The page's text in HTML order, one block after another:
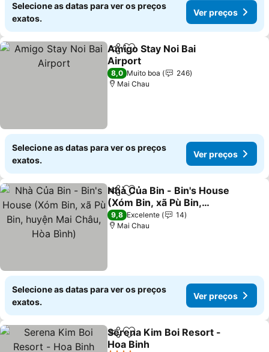
Selecione as datas para ver os preços
exatos.
Ver preços
PartilharAdicionar aos favoritos
Amigo Stay Noi Bai
Airport
8,0 Muito boa
246
Mai Chau
Selecione as datas para ver os preços
exatos.
Ver preços
PartilharAdicionar aos favoritos
Nhà Của Bin - Bin's House
(Xóm Bin, xã Pù Bin,
huyện Mai Châu, Hòa
Bình)
9,8 Excelente
14
Mai Chau
Selecione as datas para ver os preços
exatos.
Ver preços
PartilharAdicionar aos favoritos
Serena Kim Boi Resort -
Hoa Binh